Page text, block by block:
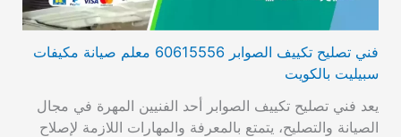
فني تصليح تكييف الصوابر 60615556 معلم صيانة مكيفات
سبيليت بالكويت
يعد فني تصليح تكييف الصوابر أحد الفنيين المهرة في مجال
الصيانة والتصليح، يتمتع بالمعرفة والمهارات اللازمة لإصلاح